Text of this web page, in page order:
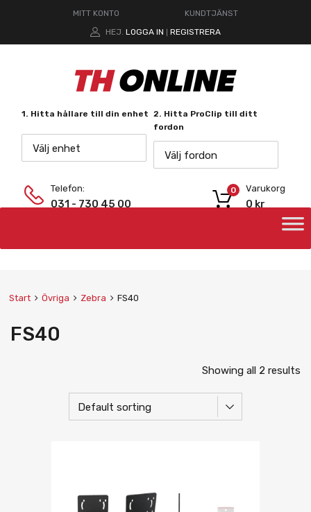
MITT KONTO
KUNDTJÄNST
HEJ. LOGGA IN REGISTRERA
1. Hitta hållare till din enhet
Välj enhet
2. Hitta ProClip till ditt
fordon
Välj fordon
Telefon:
031 - 730 45 00
Varukorg
0 kr
0
Start Övriga Zebra FS40
FS40
Showing all 2 results